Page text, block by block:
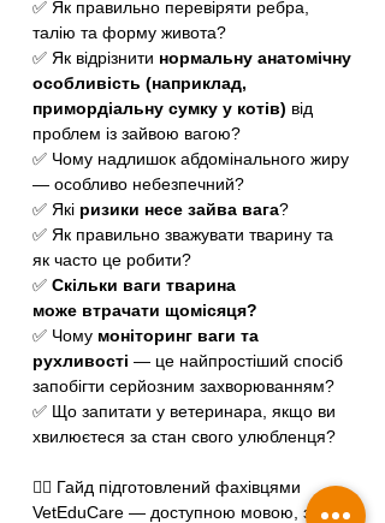
✅ Як правильно перевіряти ребра,
талію та форму живота?
✅ Як відрізнити нормальну анатомічну
особливість (наприклад,
примордіальну сумку у котів) від
проблем із зайвою вагою?
✅ Чому надлишок абдомінального жиру
— особливо небезпечний?
✅ Які ризики несе зайва вага?
✅ Як правильно зважувати тварину та
як часто це робити?
✅ Скільки ваги тварина
може втрачати щомісяця?
✅ Чому моніторинг ваги та
рухливості — це найпростіший спосіб
запобігти серйозним захворюванням?
✅ Що запитати у ветеринара, якщо ви
хвилюєтеся за стан свого улюбленця?
👩‍⚕️ Гайд підготовлений фахівцями
VetEduCare — доступною мовою, з